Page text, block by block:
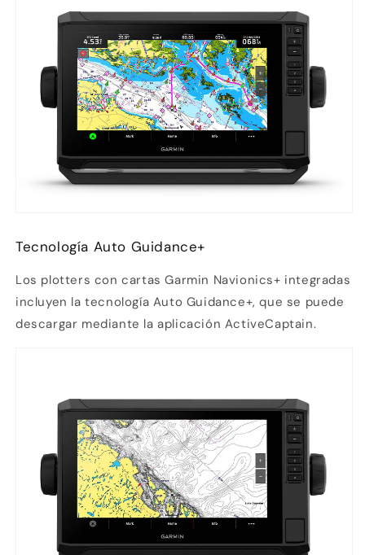
Tecnología Auto Guidance+
Los plotters con cartas Garmin Navionics+ integradas
incluyen la tecnología Auto Guidance+, que se puede
descargar mediante la aplicación ActiveCaptain.